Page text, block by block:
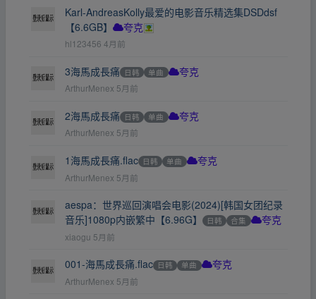
Karl-AndreasKolly最爱的电影音乐精选集DSDdsf
【6.6GB】
夸克
hl123456 4月前
3海馬成長痛 日韩 单曲 夸克
ArthurMenex 5月前
2海馬成長痛 日韩 单曲 夸克
ArthurMenex 5月前
1海馬成長痛.flac 日韩 单曲 夸克
ArthurMenex 5月前
aespa：世界巡回演唱会电影(2024)[韩国女团纪录
音乐]1080p内嵌繁中【6.96G】
日韩 合集 夸克
xiaogu 5月前
001-海馬成長痛.flac 日韩 单曲 夸克
ArthurMenex 5月前